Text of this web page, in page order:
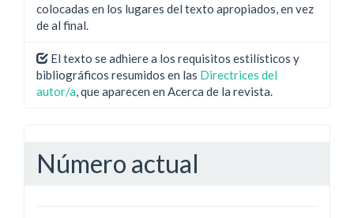
colocadas en los lugares del texto apropiados, en vez
de al final.
El texto se adhiere a los requisitos estilísticos y
bibliográficos resumidos en las Directrices del
autor/a, que aparecen en Acerca de la revista.
Número actual